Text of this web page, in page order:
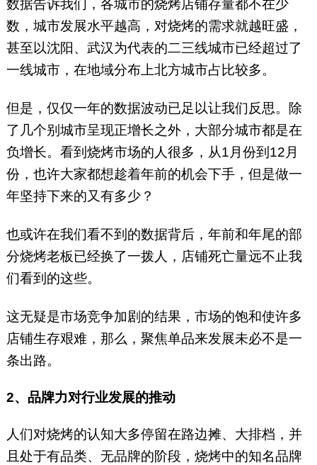
数据告诉我们，各城市的烧烤店铺存量都不在少
数，城市发展水平越高，对烧烤的需求就越旺盛，
甚至以沈阳、武汉为代表的二三线城市已经超过了
一线城市，在地域分布上北方城市占比较多。
但是，仅仅一年的数据波动已足以让我们反思。除
了几个别城市呈现正增长之外，大部分城市都是在
负增长。看到烧烤市场的人很多，从1月份到12月
份，也许大家都想趁着年前的机会下手，但是做一
年坚持下来的又有多少？
也或许在我们看不到的数据背后，年前和年尾的部
分烧烤老板已经换了一拨人，店铺死亡量远不止我
们看到的这些。
这无疑是市场竞争加剧的结果，市场的饱和使许多
店铺生存艰难，那么，聚焦单品来发展未必不是一
条出路。
2、品牌力对行业发展的推动
人们对烧烤的认知大多停留在路边摊、大排档，并
且处于有品类、无品牌的阶段，烧烤中的知名品牌